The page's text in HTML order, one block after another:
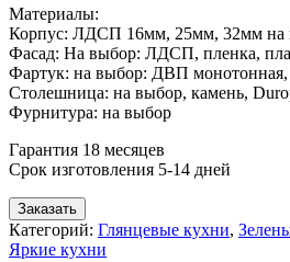
Материалы:
Корпус: ЛДСП 16мм, 25мм, 32мм на
Фасад: На выбор: ЛДСП, пленка,
Фартук: на выбор: ДВП монотонная,
Столешница: на выбор, камень,
Фурнитура: на выбор
Гарантия 18 месяцев
Срок изготовления 5-14 дней
Заказать
Категорий: Глянцевые кухни,
Яркие кухни